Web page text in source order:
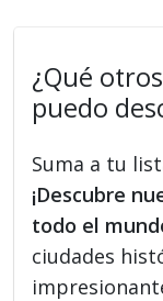
¿Qué
puedo
Suma a tu
¡Descubre
todo el
ciudades